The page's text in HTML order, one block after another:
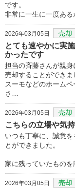
です。
非常に一生に一度ある
2026年03月05日 売却
とても速やかに実
かったです
担当の斉藤さんが親身
売却することができま
スーモなどのホーム
さ…
2026年03月05日 売却
こちらの立場や気
いつも丁寧に、誠意
とができました。
家に残っていたもの
2026年03月05日 売却